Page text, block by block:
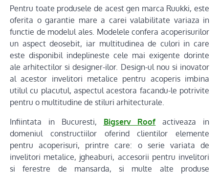
Pentru toate produsele de acest gen marca Ruukki, este
oferita o garantie mare a carei valabilitate variaza in
functie de modelul ales. Modelele confera acoperisurilor
un aspect deosebit, iar multitudinea de culori in care
este disponibil indeplineste cele mai exigente dorinte
ale arhitectilor si designer-ilor. Design-ul nou si inovator
al acestor invelitori metalice pentru acoperis imbina
utilul cu placutul, aspectul acestora facandu-le potrivite
pentru o multitudine de stiluri arhitecturale.
Infiintata in Bucuresti, Bigserv Roof activeaza in
domeniul constructiilor oferind clientilor elemente
pentru acoperisuri, printre care: o serie variata de
invelitori metalice, jgheaburi, accesorii pentru invelitori
si ferestre de mansarda, si multe alte produse